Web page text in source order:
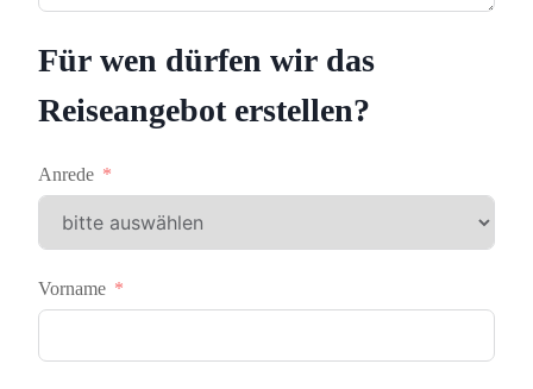
Für wen dürfen wir das
Reiseangebot erstellen?
Anrede
Vorname